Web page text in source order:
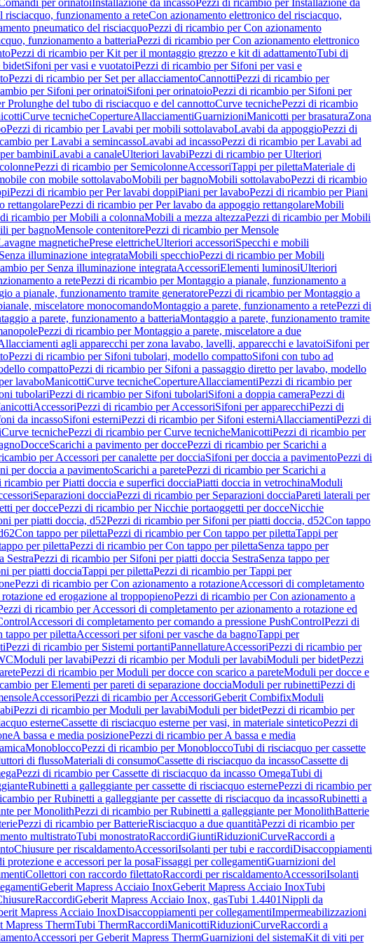
per orinatoiInstallazione da incassoPezzi di ricambio per Installazione da
funzionamento a reteCon azionamento elettronico del risciacquo,
pneumatico del risciacquoPezzi di ricambio per Con azionamento
funzionamento a batteriaPezzi di ricambio per Con azionamento elettronico
Pezzi di ricambio per Kit per il montaggio grezzo e kit di adattamentoTubi di
bidetSifoni per vasi e vuotatoiPezzi di ricambio per Sifoni per vasi e
Pezzi di ricambio per Set per allacciamentoCannottiPezzi di ricambio per
per Sifoni per orinatoiSifoni per orinatoioPezzi di ricambio per Sifoni per
Prolunghe del tubo di risciacquo e del cannottoCurve tecnichePezzi di ricambio
Curve tecnicheCopertureAllacciamentiGuarnizioniManicotti per brasaturaZona
Pezzi di ricambio per Lavabi per mobili sottolavaboLavabi da appoggioPezzi di
per Lavabi a semincassoLavabi ad incassoPezzi di ricambio per Lavabi ad
bambiniLavabi a canaleUlteriori lavabiPezzi di ricambio per Ulteriori
Pezzi di ricambio per SemicolonneAccessoriTappi per pilettaMateriale di
con mobile sottolavaboMobili per bagnoMobili sottolavaboPezzi di ricambio
Pezzi di ricambio per Per lavabi doppiPiani per lavaboPezzi di ricambio per Piani
rettangolarePezzi di ricambio per Per lavabo da appoggio rettangolareMobili
ricambio per Mobili a colonnaMobili a mezza altezzaPezzi di ricambio per Mobili
per bagnoMensole contenitorePezzi di ricambio per Mensole
magnetichePrese elettricheUlteriori accessoriSpecchi e mobili
Senza illuminazione integrataMobili specchioPezzi di ricambio per Mobili
per Senza illuminazione integrataAccessoriElementi luminosiUlteriori
a retePezzi di ricambio per Montaggio a pianale, funzionamento a
a pianale, funzionamento tramite generatorePezzi di ricambio per Montaggio a
miscelatore monocomandoMontaggio a parete, funzionamento a retePezzi di
a parete, funzionamento a batteriaMontaggio a parete, funzionamento tramite
Pezzi di ricambio per Montaggio a parete, miscelatore a due
agli apparecchi per zona lavabo, lavelli, apparecchi e lavatoiSifoni per
Pezzi di ricambio per Sifoni tubolari, modello compattoSifoni con tubo ad
compattoPezzi di ricambio per Sifoni a passaggio diretto per lavabo, modello
lavaboManicottiCurve tecnicheCopertureAllacciamentiPezzi di ricambio per
tubolariPezzi di ricambio per Sifoni tubolariSifoni a doppia cameraPezzi di
AccessoriPezzi di ricambio per AccessoriSifoni per apparecchiPezzi di
da incassoSifoni esterniPezzi di ricambio per Sifoni esterniAllacciamentiPezzi di
Curve tecnichePezzi di ricambio per Curve tecnicheManicottiPezzi di ricambio per
DocceScarichi a pavimento per doccePezzi di ricambio per Scarichi a
per Accessori per canalette per docciaSifoni per doccia a pavimentoPezzi di
per doccia a pavimentoScarichi a paretePezzi di ricambio per Scarichi a
ricambio per Piatti doccia e superfici docciaPiatti doccia in vetrochinaModuli
Separazioni docciaPezzi di ricambio per Separazioni docciaPareti laterali per
per doccePezzi di ricambio per Nicchie portaoggetti per docceNicchie
per piatti doccia, d52Pezzi di ricambio per Sifoni per piatti doccia, d52Con tappo
Con tappo per pilettaPezzi di ricambio per Con tappo per pilettaTappi per
per pilettaPezzi di ricambio per Con tappo per pilettaSenza tappo per
SestraPezzi di ricambio per Sifoni per piatti doccia SestraSenza tappo per
per piatti docciaTappi per pilettaPezzi di ricambio per Tappi per
Pezzi di ricambio per Con azionamento a rotazioneAccessori di completamento
ed erogazione al troppopienoPezzi di ricambio per Con azionamento a
di ricambio per Accessori di completamento per azionamento a rotazione ed
Accessori di completamento per comando a pressione PushControlPezzi di
tappo per pilettaAccessori per sifoni per vasche da bagnoTappi per
Pezzi di ricambio per Sistemi portantiPannellatureAccessoriPezzi di ricambio per
Moduli per lavabiPezzi di ricambio per Moduli per lavabiModuli per bidetPezzi
Pezzi di ricambio per Moduli per docce con scarico a pareteModuli per docce e
per Elementi per pareti di separazione docciaModuli per rubinettiPezzi di
AccessoriPezzi di ricambio per AccessoriGeberit CombifixModuli
Pezzi di ricambio per Moduli per lavabiModuli per bidetPezzi di ricambio per
esterneCassette di risciacquo esterne per vasi, in materiale sinteticoPezzi di
A bassa e media posizionePezzi di ricambio per A bassa e media
MonobloccoPezzi di ricambio per MonobloccoTubi di risciacquo per cassette
di flussoMateriali di consumoCassette di risciacquo da incassoCassette di
Pezzi di ricambio per Cassette di risciacquo da incasso OmegaTubi di
Rubinetti a galleggiante per cassette di risciacquo esternePezzi di ricambio per
per Rubinetti a galleggiante per cassette di risciacquo da incassoRubinetti a
per MonolithPezzi di ricambio per Rubinetti a galleggiante per MonolithBatterie
Pezzi di ricambio per BatterieRisciacquo a due quantitàPezzi di ricambio per
multistratoTubi monostratoRaccordiGiuntiRiduzioniCurveRaccordi a
Chiusure per riscaldamentoAccessoriIsolanti per tubi e raccordiDisaccoppiamenti
protezione e accessori per la posaFissaggi per collegamentiGuarnizioni del
Collettori con raccordo filettatoRaccordi per riscaldamentoAccessoriIsolanti
Geberit Mapress Acciaio InoxGeberit Mapress Acciaio InoxTubi
RaccordiGeberit Mapress Acciaio Inox, gasTubi 1.4401Nippli da
Mapress Acciaio InoxDisaccoppiamenti per collegamentiImpermeabilizzazioni
Mapress ThermTubi ThermRaccordiManicottiRiduzioniCurveRaccordi a
Accessori per Geberit Mapress ThermGuarnizioni del sistemaKit di viti per